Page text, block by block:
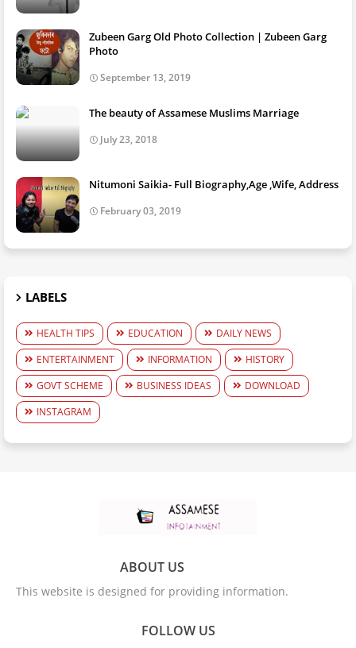
Zubeen Garg Old Photo Collection | Zubeen Garg
Photo
September 13, 2019
The beauty of Assamese Muslims Marriage
July 23, 2018
Nitumoni Saikia- Full Biography,Age ,Wife, Address
February 03, 2019
LABELS
HEALTH TIPS EDUCATION
DAILY NEWS
ENTERTAINMENT
INFORMATION
HISTORY
GOVT SCHEME
BUSINESS IDEAS
DOWNLOAD
INSTAGRAM
ABOUT US
This website is designed for providing information.
FOLLOW US